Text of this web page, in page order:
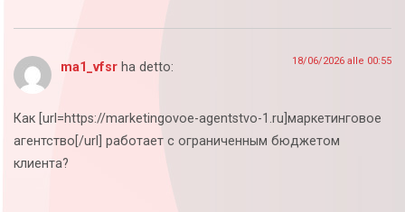
ma1_vfsr ha detto: 18/06/2026 alle 00:55
Как [url=https://marketingovoe-agentstvo-1.ru]маркетинговое
агентство[/url] работает с ограниченным бюджетом
клиента?